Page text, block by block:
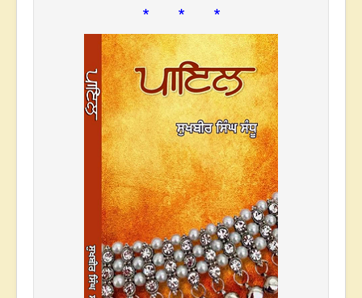
* * *